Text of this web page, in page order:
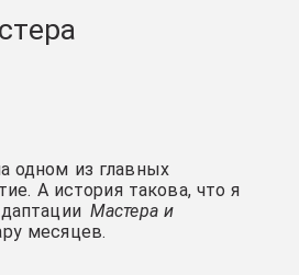
одном из главных
А история такова, что я
Мастера и
месяцев.